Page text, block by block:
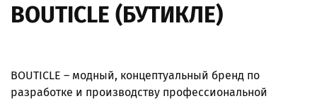
BOUTICLE (БУТИКЛЕ)
BOUTICLE – модный, концептуальный бренд по
разработке и производству профессиональной